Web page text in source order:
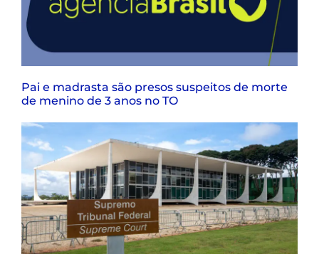
Pai e madrasta são presos suspeitos de morte
de menino de 3 anos no TO